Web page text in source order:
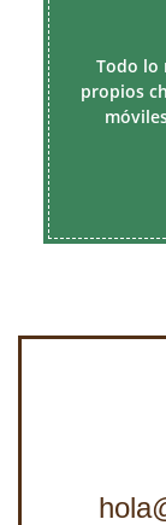
Todo lo
propios